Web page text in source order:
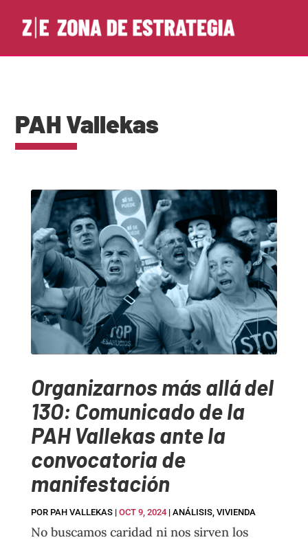
PAH Vallekas
Organizarnos más allá del
13O: Comunicado de la
PAH Vallekas ante la
convocatoria de
manifestación
POR PAH VALLEKAS| OCT 9, 2024| ANÁLISIS, VIVIENDA
No buscamos caridad ni nos sirven los